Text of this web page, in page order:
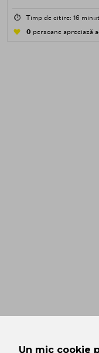
poluare. Al doilea
⏱️ Timp de citire: 16
0 persoane apreciază
Un mic cookie